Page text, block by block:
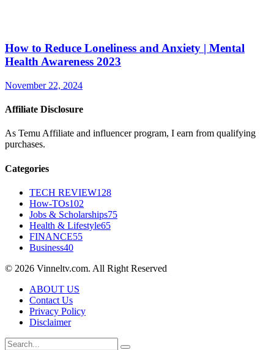
How to Reduce Loneliness and Anxiety | Mental
Health Awareness 2023
November 22, 2024
Affiliate Disclosure
As Temu Affiliate and influencer program, I earn from qualifying
purchases.
Categories
TECH REVIEW128
How-TOs102
Jobs & Scholarships75
Health & Lifestyle65
FINANCE55
Business40
© 2026 Vinneltv.com. All Right Reserved
ABOUT US
Contact Us
Privacy Policy
Disclaimer